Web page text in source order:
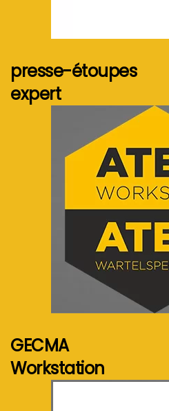
presse-étoupes
expert
Voir
GECMA
Workstation